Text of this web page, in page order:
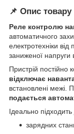
📌 Опис товару
Реле контролю
автоматичного
електротехніки
заниженої напруги
Пристрій
відключає
встановлені межі.
подається
Ідеально
зарядних